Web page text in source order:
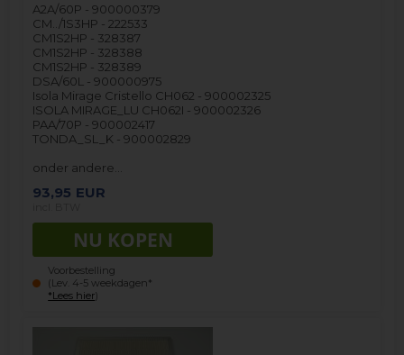
A2A/60P - 900000379
CM../1S3HP - 222533
CM1S2HP - 328387
CM1S2HP - 328388
CM1S2HP - 328389
DSA/60L - 900000975
Isola Mirage Cristello CH062 - 900002325
ISOLA MIRAGE_LU CH062I - 900002326
PAA/70P - 900002417
TONDA_SL_K - 900002829
onder andere…
93,95 EUR
Voorbestelling
(Lev. 4-5 weekdagen*
*Lees hier)